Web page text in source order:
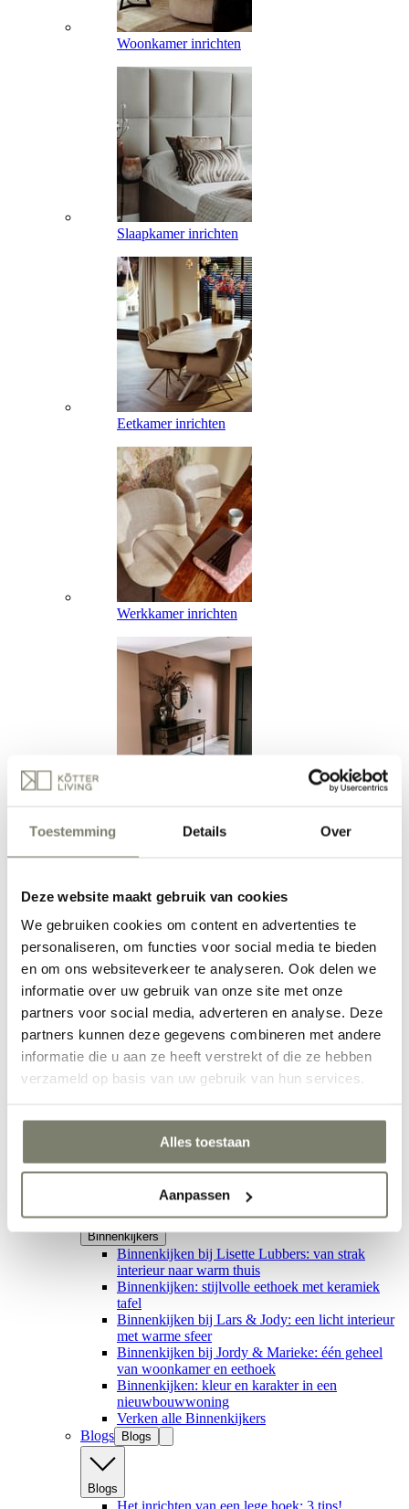
Toestemming Details Over
Deze website maakt gebruik van cookies
We gebruiken cookies om content en advertenties te
personaliseren, om functies voor social media te bieden
en om ons websiteverkeer te analyseren. Ook delen we
informatie over uw gebruik van onze site met onze
partners voor social media, adverteren en analyse. Deze
partners kunnen deze gegevens combineren met andere
informatie die u aan ze heeft verstrekt of die ze hebben
verzameld op basis van uw gebruik van hun services.
Alles toestaan
Aanpassen
Woonkamer inrichten
Slaapkamer inrichten
Eetkamer inrichten
Werkkamer inrichten
Verken alle Ruimtes
Inspiratie
Woonstijlen Woonstijlen
Japandi interieur
Hotel chic
Clean & Soft
Verken alle Woonstijlen
Binnenkijkers Binnenkijkers
Binnenkijkers
Binnenkijken bij Lisette Lubbers: van strak
interieur naar warm thuis
Binnenkijken: stijlvolle eethoek met keramiek
tafel
Binnenkijken bij Lars & Jody: een licht interieur
met warme sfeer
Binnenkijken bij Jordy & Marieke: één geheel
van woonkamer en eethoek
Binnenkijken: kleur en karakter in een
nieuwbouwwoning
Verken alle Binnenkijkers
Blogs
Blogs
Blogs
Het inrichten van een lege hoek: 3 tips!